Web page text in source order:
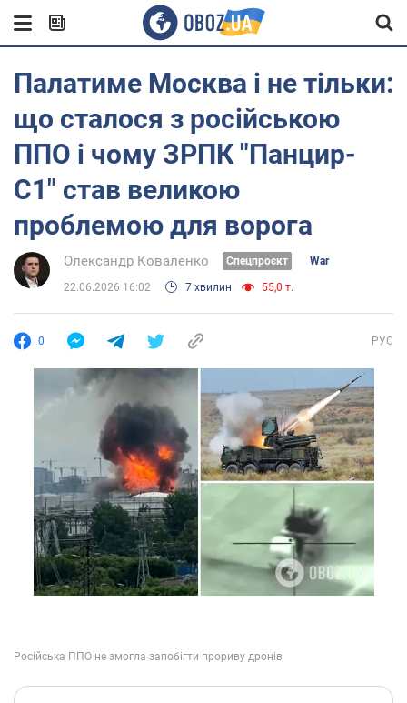
Палатиме Москва і не тільки:
що сталося з російською
ППО і чому ЗРПК "Панцир-
С1" став великою
проблемою для ворога
Олександр Коваленко Cпецпроєкт War
22.06.2026 16:02 7 хвилин 55,0 т.
0 РУС